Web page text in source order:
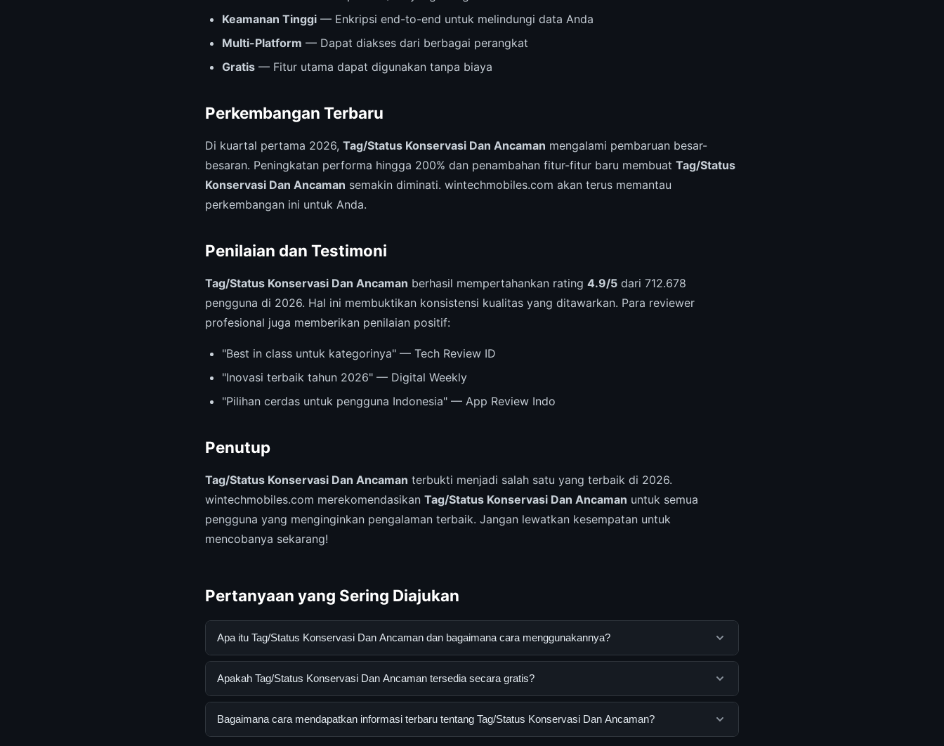
Keamanan Tinggi — Enkripsi end-to-end untuk melindungi data Anda
Multi-Platform — Dapat diakses dari berbagai perangkat
Gratis — Fitur utama dapat digunakan tanpa biaya
Perkembangan Terbaru
Di kuartal pertama 2026, Tag/Status Konservasi Dan Ancaman mengalami pembaruan besar-
besaran. Peningkatan performa hingga 200% dan penambahan fitur-fitur baru membuat Tag/Status
Konservasi Dan Ancaman semakin diminati. wintechmobiles.com akan terus memantau
perkembangan ini untuk Anda.
Penilaian dan Testimoni
Tag/Status Konservasi Dan Ancaman berhasil mempertahankan rating 4.9/5 dari 712.678
pengguna di 2026. Hal ini membuktikan konsistensi kualitas yang ditawarkan. Para reviewer
profesional juga memberikan penilaian positif:
"Best in class untuk kategorinya" — Tech Review ID
"Inovasi terbaik tahun 2026" — Digital Weekly
"Pilihan cerdas untuk pengguna Indonesia" — App Review Indo
Penutup
Tag/Status Konservasi Dan Ancaman terbukti menjadi salah satu yang terbaik di 2026.
wintechmobiles.com merekomendasikan Tag/Status Konservasi Dan Ancaman untuk semua
pengguna yang menginginkan pengalaman terbaik. Jangan lewatkan kesempatan untuk
mencobanya sekarang!
Pertanyaan yang Sering Diajukan
Apa itu Tag/Status Konservasi Dan Ancaman dan bagaimana cara menggunakannya?
Tag/Status Konservasi Dan Ancaman adalah layanan digital yang dirancang untuk membantu pengguna
resmi dan mengikuti panduan yang tersedia.
Apakah Tag/Status Konservasi Dan Ancaman tersedia secara gratis?
Ya, Tag/Status Konservasi Dan Ancaman dapat diakses secara gratis oleh semua pengguna. Tidak ada
Bagaimana cara mendapatkan informasi terbaru tentang Tag/Status Konservasi Dan Ancaman?